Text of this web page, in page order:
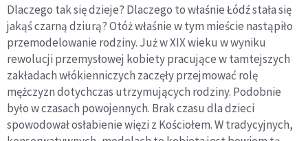
Dlaczego tak się dzieje? Dlaczego to właśnie Łódź stała się
jakąś czarną dziurą? Otóż właśnie w tym mieście nastąpiło
przemodelowanie rodziny. Już w XIX wieku w wyniku
rewolucji przemysłowej kobiety pracujące w tamtejszych
zakładach włókienniczych zaczęły przejmować rolę
mężczyzn dotychczas utrzymujących rodziny. Podobnie
było w czasach powojennych. Brak czasu dla dzieci
spowodował osłabienie więzi z Kościołem. W tradycyjnych,